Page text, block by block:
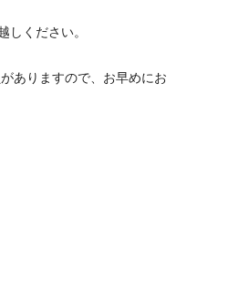
しください。
ありますので、お早めにお